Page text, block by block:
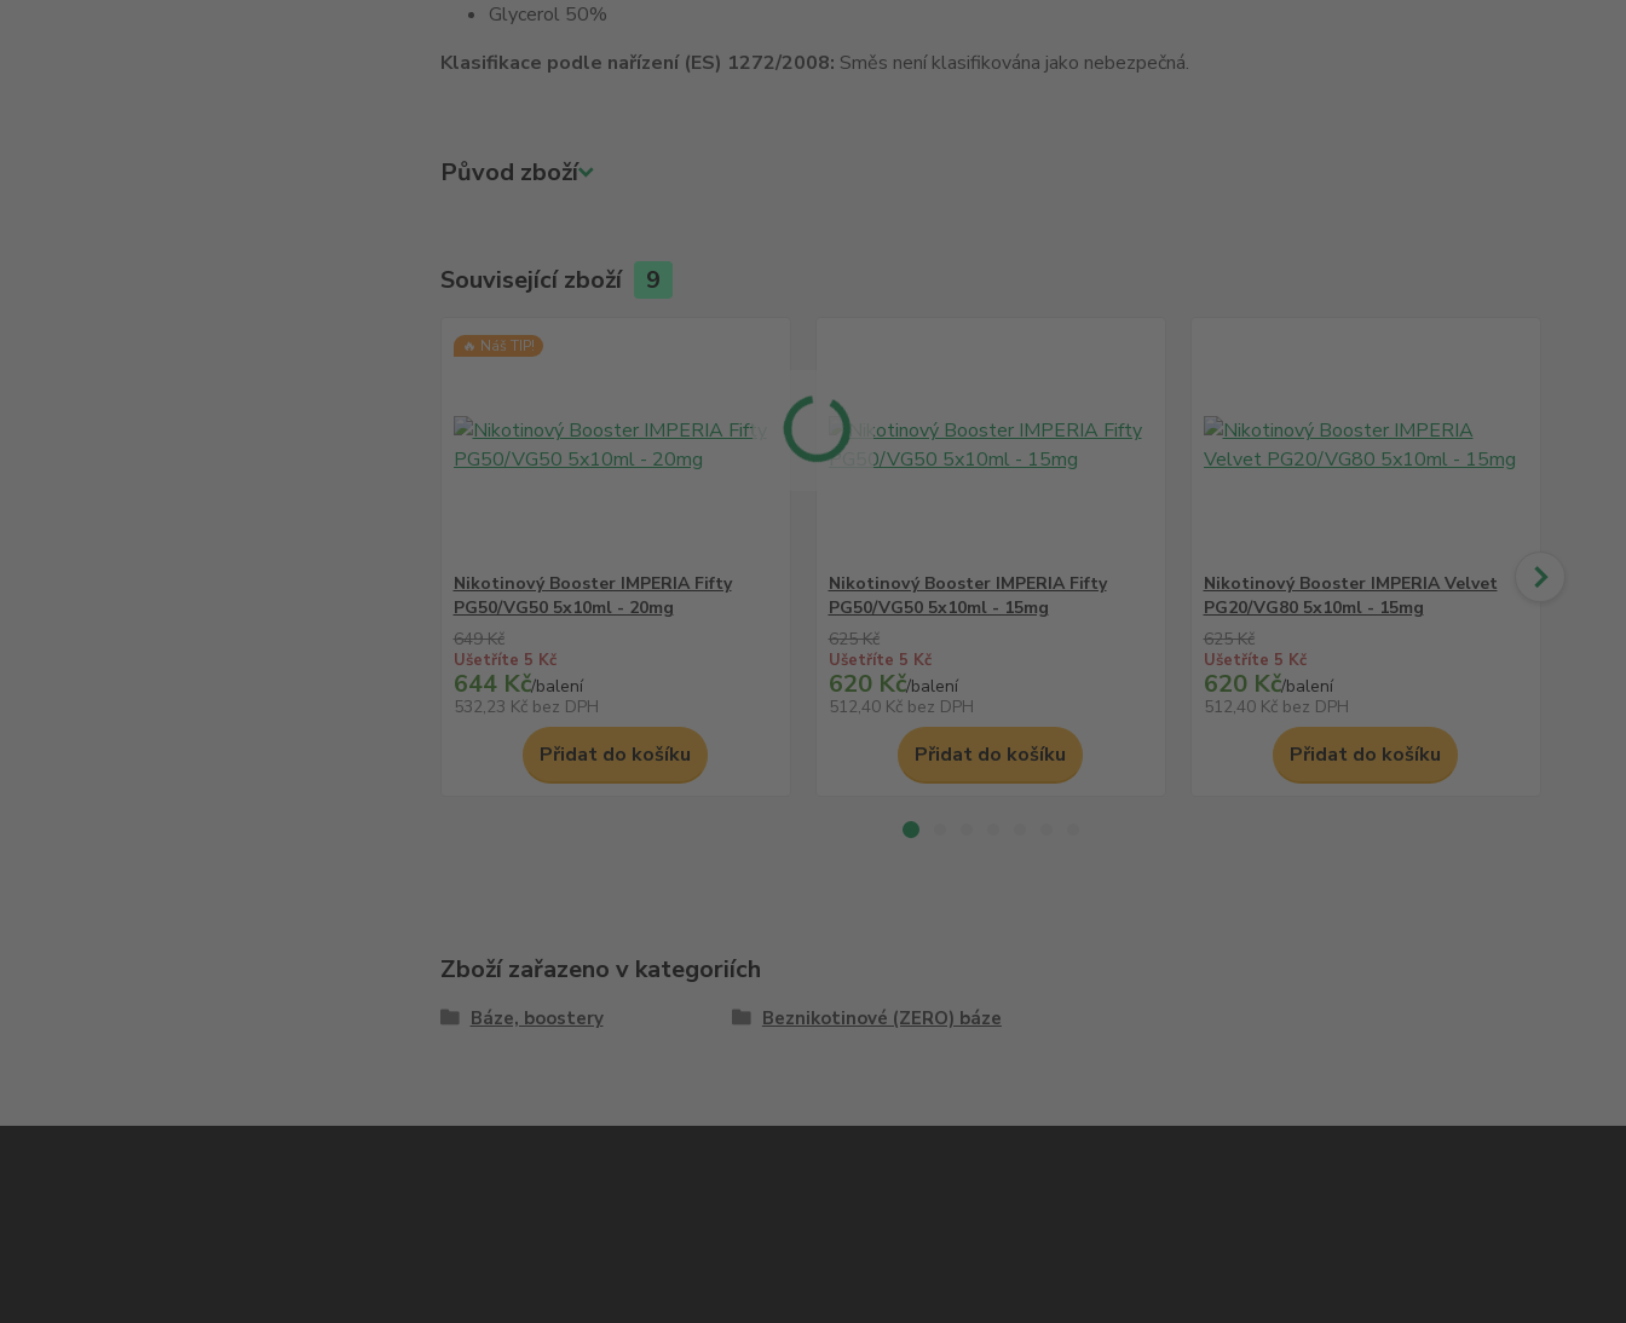
Glycerol 50%
Klasifikace podle nařízení (ES) 1272/2008: Směs není klasifikována jako nebezpečná.
Původ zboží
Související zboží 9
🔥 Náš TIP!
Nikotinový Booster IMPERIA Fifty
PG50/VG50 5x10ml - 20mg
649 Kč
Ušetříte 5 Kč
644 Kč/balení
532,23 Kč bez DPH
Přidat do košíku
Nikotinový Booster IMPERIA Fifty
PG50/VG50 5x10ml - 15mg
625 Kč
Ušetříte 5 Kč
620 Kč/balení
512,40 Kč bez DPH
Přidat do košíku
Nikotinový Booster IMPERIA Velvet
PG20/VG80 5x10ml - 15mg
625 Kč
Ušetříte 5 Kč
620 Kč/balení
512,40 Kč bez DPH
Přidat do košíku
Zboží zařazeno v kategoriích
Báze, boostery Beznikotinové (ZERO) báze